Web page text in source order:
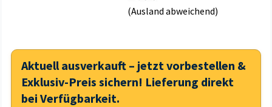
(Ausland abweichend)
Aktuell ausverkauft – jetzt vorbestellen &
Exklusiv-Preis sichern! Lieferung direkt
bei Verfügbarkeit.